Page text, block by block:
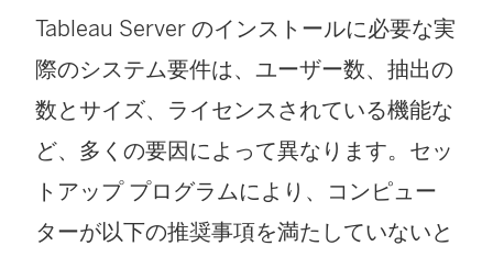
Tableau Server のインストールに必要な実
際のシステム要件は、ユーザー数、抽出の
数とサイズ、ライセンスされている機能な
ど、多くの要因によって異なります。セッ
トアップ プログラムにより、コンピュー
ターが以下の推奨事項を満たしていないと